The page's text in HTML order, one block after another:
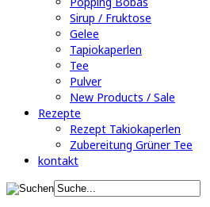
Sirup / Fruktose
Gelee
Tapiokaperlen
Tee
Pulver
New Products / Sale
Rezepte
Rezept Takiokaperlen
Zubereitung Grüner Tee
kontakt